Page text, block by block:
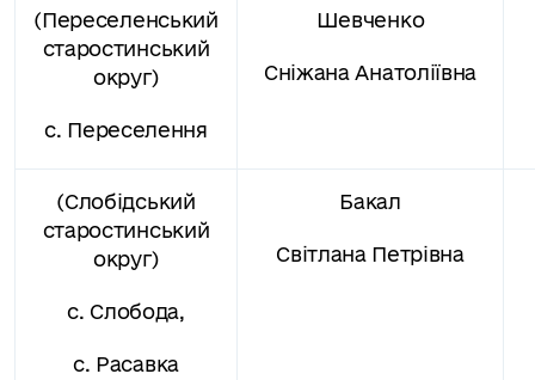
(Переселенський
старостинський
округ)
с. Переселення
Шевченко
Сніжана Анатоліївна
(Слобідський
старостинський
округ)
с. Слобода,
с. Расавка
Бакал
Світлана Петрівна